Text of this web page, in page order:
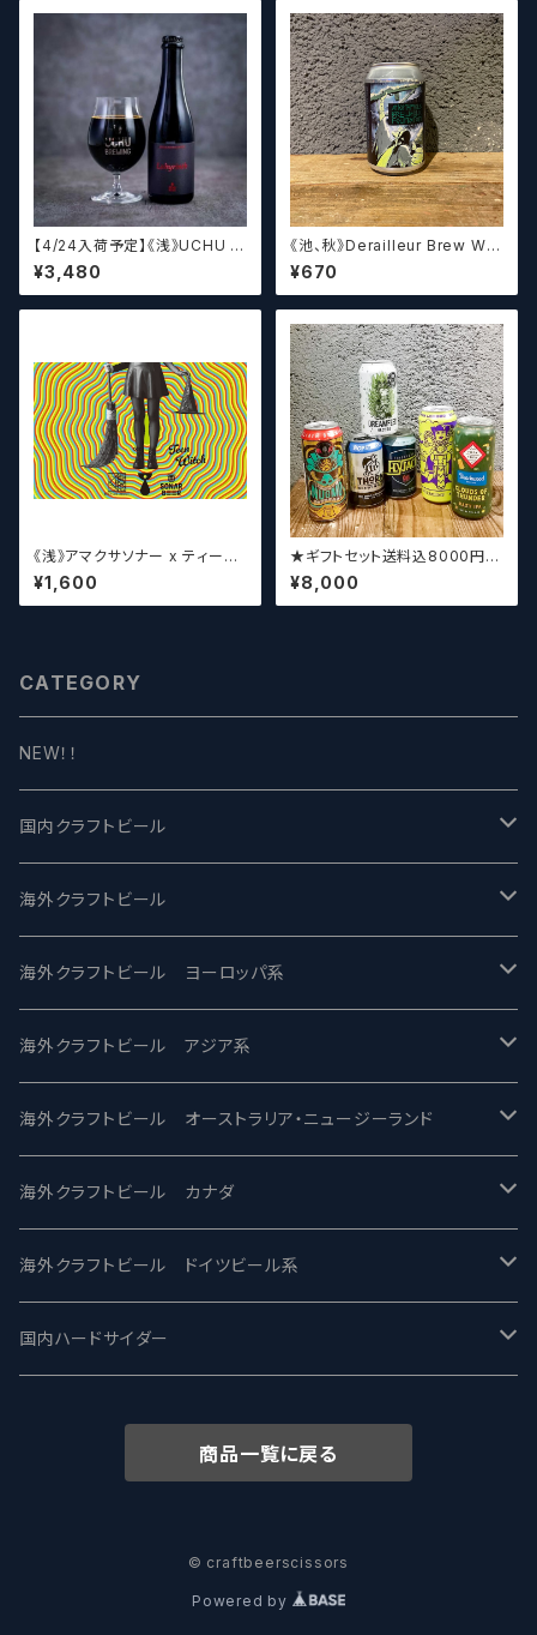
【4/24入荷予定】《浅》UCHU B
REWING LabyrinthN【クラフト
ビール】
¥3,480
《池、秋》Derailleur Brew Wor
ks ANONYMOUS BREWH
OLIC FOUNDATION ディ
レイラブリューワークス
¥670
《浅》アマクサソナー x ティーン
エイジ x ウィッチクラフト / Am
akusa sonar x Teenage Br
ewing ×WITCH CRAFT Tee
¥1,600
★ギフトセット送料込8000円★
（お好みに合わせて高価なビー
ルも含めて5～6本チョイスさせ
ていただきます）【クラフトビー
¥8,000
CATEGORY
NEW！！
国内クラフトビール
UCHU BREWING -うちゅうブルーイング
バテレ -VERTERE
2nd Story Ale Works -セカンドストーリー
ビアへるん - Beer Hearn
忽布古丹醸造 - HOP KOTAN
ワイマーケットブルーイング Y.Market Brewing
志賀高原ビール - SIGAKOGEN
箕面ビール - MINOH BEER
サンクトガーレン - Sankt Gallen
海外クラフトビール
Modern Times モダンタイムズ
Maui マウイ
Toppling Goliath トップリンゴライアス
Fair State フェアステイト
Lagunitas ラグニタス
FirestoneWalker ファイアストーン
Mikkeller ミッケラー
Hop Nation ホップネーション
海外クラフトビール ヨーロッパ系
UnBarred -アンバード
SAIREN /サイレン
ワイルドチャイルド - Wilde Child
BrewDog Brewery - ブリュードッグ
The Flying Inn / ザ フライイング イン
Lambiek Fabriek - ファブリーク
海外クラフトビール アジア系
gweilo-鬼佬 グウァイロ
Heart Of Darkness - ハートオブダークネス
Carbon brews -カーボン
TAIHU - タイフー
Behemoth - ベヒーモス
海外クラフトビール オーストラリア・ニュージーランド
ROCKY RIDGE - ロッキーリッジ
BODRIGGY BREWING ボッドリッジー
CO-CONSPIRATORS コ・コンスピレーターズ
Deep Creek Brewing Co.
8 Wired エイトワイアード
海外クラフトビール カナダ
Jackie O's ジャッキーオーズ
Westbrook ウェストブルック
Strathcona ストラスコナ
ODIN BREWING オディン
海外クラフトビール ドイツビール系
Karmeliten カーメリテン
Früh フリュー
国内ハードサイダー
商品一覧に戻る
© craftbeerscissors
Powered by